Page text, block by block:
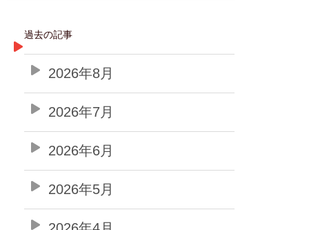
過去の記事
2026年8月
2026年7月
2026年6月
2026年5月